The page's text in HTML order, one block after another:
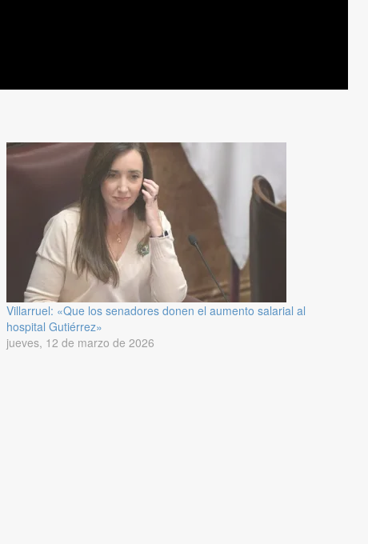
Villarruel: «Que los senadores donen el aumento salarial al
hospital Gutiérrez»
jueves, 12 de marzo de 2026